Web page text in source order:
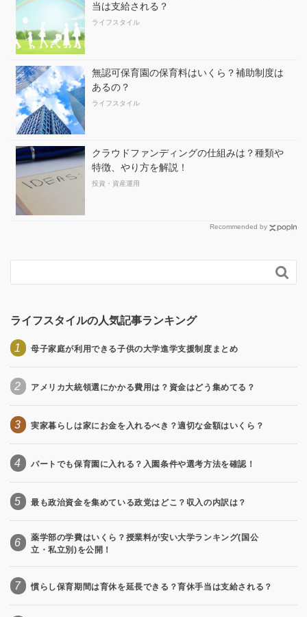
当は支給される？
ライフスタイル
無認可保育園の保育料はいくら？補助制度は
あるの？
ライフスタイル
クラウドファンディングの仕組みは？種類や
特徴、やり方を解説！
投資・資産運用
Recommended by

ライフスタイルの人気記事ランキング
1 母子家庭が利用できる子供の大学進学支援制度まとめ
2 アメリカ大統領選にかかる費用は？資金はどう集めてる？
3 実家暮らしは家にお金を入れるべき？適切な金額はいくら？
4 パートでも保育園に入れる？入園条件や選考方法を確認！
5 最も政治資金を集めている政党はどこ？収入の内訳は？
6
薬学部の学費はいくら？授業料が安い大学ランキング(国公
立・私立別)を公開！
7 慣らし保育期間は育休を延長できる？育休手当は支給される？